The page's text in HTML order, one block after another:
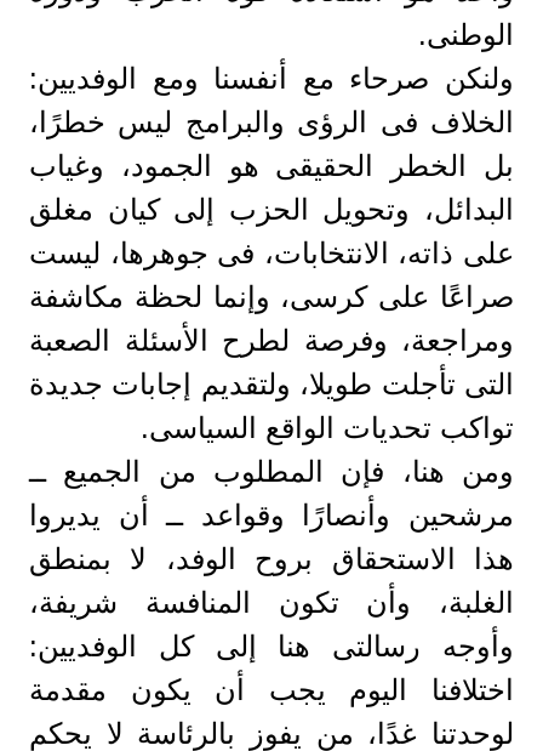
الوطنى.
ولنكن صرحاء مع أنفسنا ومع الوفديين:
الخلاف فى الرؤى والبرامج ليس خطرًا،
بل الخطر الحقيقى هو الجمود، وغياب
البدائل، وتحويل الحزب إلى كيان مغلق
على ذاته، الانتخابات، فى جوهرها، ليست
صراعًا على كرسى، وإنما لحظة مكاشفة
ومراجعة، وفرصة لطرح الأسئلة الصعبة
التى تأجلت طويلا، ولتقديم إجابات جديدة
تواكب تحديات الواقع السياسى.
ومن هنا، فإن المطلوب من الجميع ــ
مرشحين وأنصارًا وقواعد ــ أن يديروا
هذا الاستحقاق بروح الوفد، لا بمنطق
الغلبة، وأن تكون المنافسة شريفة،
وأوجه رسالتى هنا إلى كل الوفديين:
اختلافنا اليوم يجب أن يكون مقدمة
لوحدتنا غدًا، من يفوز بالرئاسة لا يحكم